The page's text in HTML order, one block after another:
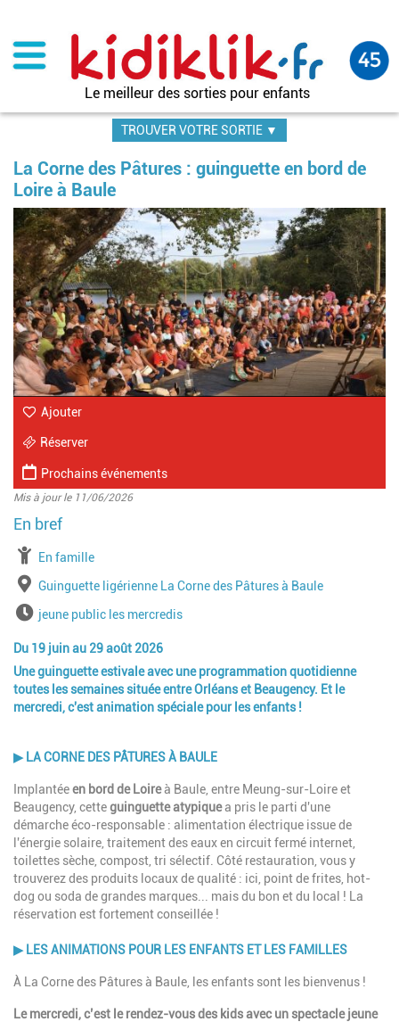
contenu
principal
Le meilleur des sorties pour enfants
TROUVER VOTRE SORTIE ▼
La Corne des Pâtures : guinguette en bord de
Loire à Baule
Ajouter
Réserver
Prochains événements
Mis à jour le 11/06/2026
à partir de
En famille
Lieu
Guinguette ligérienne La Corne des Pâtures à Baule
Horairesjeune public les mercredis
Du 19 juin au 29 août 2026
Une guinguette estivale avec une programmation quotidienne
toutes les semaines située entre Orléans et Beaugency. Et le
mercredi, c'est animation spéciale pour les enfants !
▶LA CORNE DES PÂTURES À BAULE
Implantéeen bord de Loireà Baule, entre Meung-sur-Loire et
Beaugency, cetteguinguette atypiquea pris le parti d'une
démarche éco-responsable : alimentation électrique issue de
l'énergie solaire, traitement des eaux en circuit fermé internet,
toilettes sèche, compost, tri sélectif. Côté restauration, vous y
trouverez des produits locaux de qualité : ici, point de frites, hot-
dog ou soda de grandes marques... mais du bon et du local ! La
réservation est fortement conseillée !
▶ LES ANIMATIONS POUR LES ENFANTS ET LES FAMILLES
À La Corne des Pâtures à Baule, les enfants sont les bienvenus !
Le mercredi, c’est le rendez-vous des kids avec un spectacle jeune